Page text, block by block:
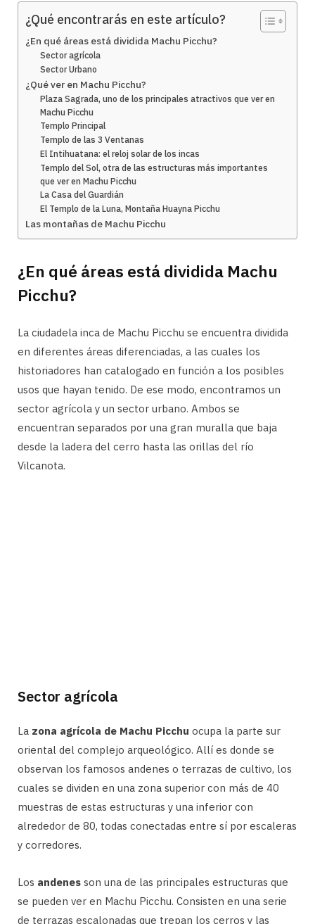
¿Qué encontrarás en este artículo?
¿En qué áreas está dividida Machu Picchu?
Sector agrícola
Sector Urbano
¿Qué ver en Machu Picchu?
Plaza Sagrada, uno de los principales atractivos que ver en
Machu Picchu
Templo Principal
Templo de las 3 Ventanas
El Intihuatana: el reloj solar de los incas
Templo del Sol, otra de las estructuras más importantes
que ver en Machu Picchu
La Casa del Guardián
El Templo de la Luna, Montaña Huayna Picchu
Las montañas de Machu Picchu
¿En qué áreas está dividida Machu
Picchu?
La ciudadela inca de Machu Picchu se encuentra dividida
en diferentes áreas diferenciadas, a las cuales los
historiadores han catalogado en función a los posibles
usos que hayan tenido. De ese modo, encontramos un
sector agrícola y un sector urbano. Ambos se
encuentran separados por una gran muralla que baja
desde la ladera del cerro hasta las orillas del río
Vilcanota.
Sector agrícola
La zona agrícola de Machu Picchu ocupa la parte sur
oriental del complejo arqueológico. Allí es donde se
observan los famosos andenes o terrazas de cultivo, los
cuales se dividen en una zona superior con más de 40
muestras de estas estructuras y una inferior con
alrededor de 80, todas conectadas entre sí por escaleras
y corredores.
Los andenes son una de las principales estructuras que
se pueden ver en Machu Picchu. Consisten en una serie
de terrazas escalonadas que trepan los cerros y las